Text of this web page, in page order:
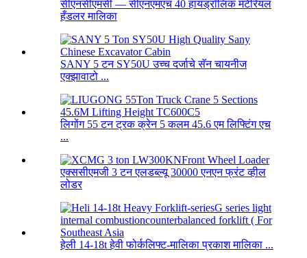
सीएनसीएमसी — सीएनएमएच 40 हायड्रॉलिक मटेरियल
हँडलर मालिका
SANY 5 टन SY50U उच्च दर्जाचे सॅन चायनीज
एक्झावाटो ...
लिगोंग 55 टन ट्रक क्रेन 5 कलम 45.6 एम लिफ्टिंग एच
...
एक्ससीएमजी 3 टन एलडब्ल्यू 30000 एनएन फ्रंट व्हील
लोडर
हेली 14-18t हेवी फोर्कलिफ्ट-मालिका प्रकाश मालिका ...